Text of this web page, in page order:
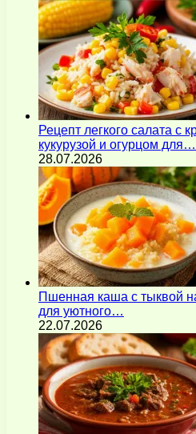
Рецепт легкого салата с
кукурузой и огурцом для…
28.07.2026
Пшенная каша с тыквой
для уютного…
22.07.2026